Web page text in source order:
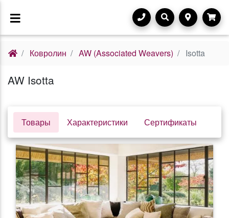
Ковролин AW (Associated Weavers) Isotta
AW Isotta
Товары Характеристики Сертификаты